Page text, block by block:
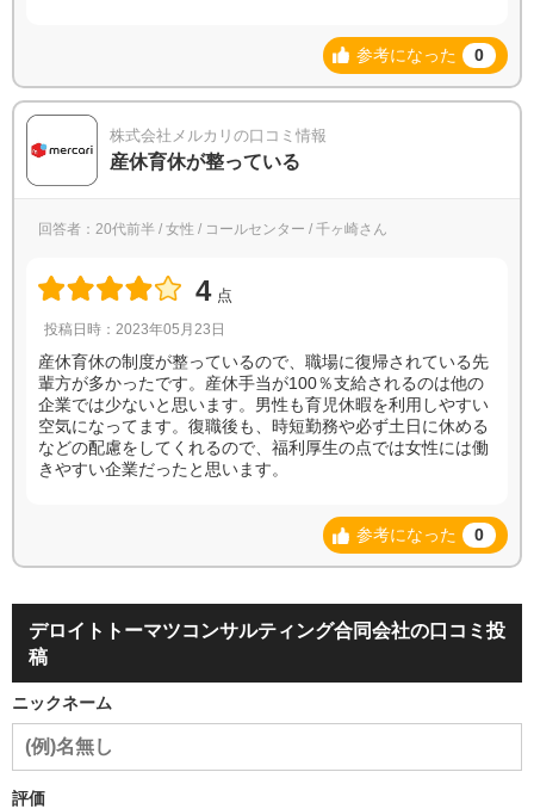
参考になった 0
株式会社メルカリの口コミ情報
産休育休が整っている
回答者：20代前半 / 女性 / コールセンター / 千ヶ崎さん
4 点
投稿日時：2023年05月23日
産休育休の制度が整っているので、職場に復帰されている先
輩方が多かったです。産休手当が100％支給されるのは他の
企業では少ないと思います。男性も育児休暇を利用しやすい
空気になってます。復職後も、時短勤務や必ず土日に休める
などの配慮をしてくれるので、福利厚生の点では女性には働
きやすい企業だったと思います。
参考になった 0
デロイトトーマツコンサルティング合同会社の口コミ投
稿
ニックネーム
評価